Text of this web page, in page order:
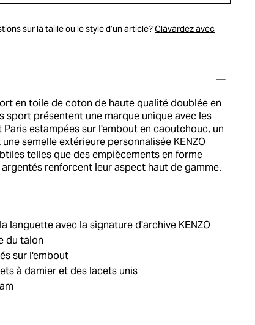
sur la taille ou le style d’un article?Clavardez avec
en toile de coton de haute qualité doublée en
sport présentent une marque unique avec les
Paris estampées sur l'embout en caoutchouc, un
semelle extérieure personnalisée KENZO
telles que des empiècements en forme
renforcent leur aspect haut de gamme.
languette avec la signature d'archive KENZO
du talon
sur l'embout
à damier et des lacets unis